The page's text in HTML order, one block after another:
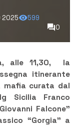
2025
599
0
alle 11,30, la
itinerante
mafia curata dal
Sicilia Franco
Falcone”
“Gorgia” a